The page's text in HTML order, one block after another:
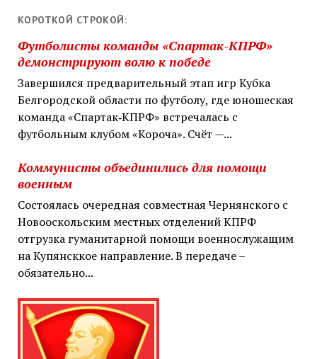
КОРОТКОЙ СТРОКОЙ:
Футболисты команды «Спартак-КПРФ»
демонстрируют волю к победе
Завершился предварительный этап игр Кубка
Белгородской области по футболу, где юношеская
команда «Спартак‑КПРФ» встречалась с
футбольным клубом «Короча». Счёт —...
Коммунисты объединились для помощи
военным
Состоялась очередная совместная Чернянского с
Новооскольским местных отделений КПРФ
отгрузка гуманитарной помощи военнослужащим
на Купянсккое направление. В передаче –
обязательно...